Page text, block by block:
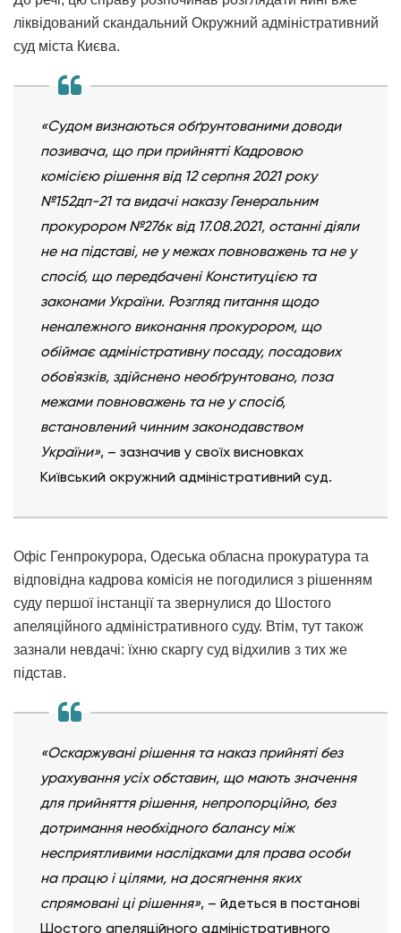
ліквідований скандальний Окружний адміністративний
суд міста Києва.
«Судом визнаються обґрунтованими доводи
позивача, що при прийнятті Кадровою
комісією рішення від 12 серпня 2021 року
№152дп-21 та видачі наказу Генеральним
прокурором №276к від 17.08.2021, останні діяли
не на підставі, не у межах повноважень та не у
спосіб, що передбачені Конституцією та
законами України. Розгляд питання щодо
неналежного виконання прокурором, що
обіймає адміністративну посаду, посадових
обов`язків, здійснено необґрунтовано, поза
межами повноважень та не у спосіб,
встановлений чинним законодавством
України», – зазначив у своїх висновках
Київський окружний адміністративний суд.
Офіс Генпрокурора, Одеська обласна прокуратура та
відповідна кадрова комісія не погодилися з рішенням
суду першої інстанції та звернулися до Шостого
апеляційного адміністративного суду. Втім, тут також
зазнали невдачі: їхню скаргу суд відхилив з тих же
підстав.
«Оскаржувані рішення та наказ прийняті без
урахування усіх обставин, що мають значення
для прийняття рішення, непропорційно, без
дотримання необхідного балансу між
несприятливими наслідками для права особи
на працю і цілями, на досягнення яких
спрямовані ці рішення», – йдеться в постанові
Шостого апеляційного адміністративного